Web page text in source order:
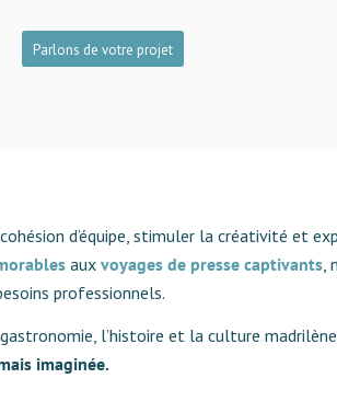
Parlons de votre projet
d’équipe, stimuler la créativité et
aux voyages de presse captivants ,
professionnels.
l’histoire et la culture
imaginée.